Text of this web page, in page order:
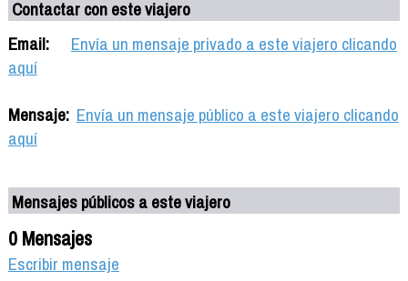
Contactar con este viajero
Email:
Envía un mensaje privado a este viajero clicando
aquí
Mensaje: Envía un mensaje público a este viajero clicando
aquí
Mensajes públicos a este viajero
0 Mensajes
Escribir mensaje